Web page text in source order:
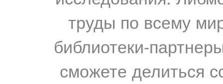
труды по всему
библиотеки-
сможете делиться